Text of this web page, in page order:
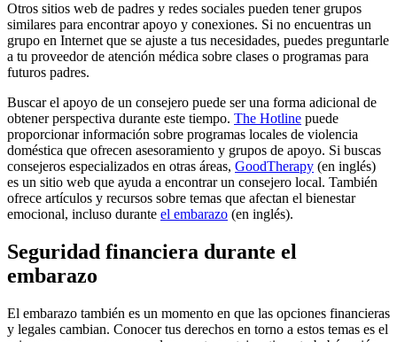
Otros sitios web de padres y redes sociales pueden tener grupos
similares para encontrar apoyo y conexiones. Si no encuentras un
grupo en Internet que se ajuste a tus necesidades, puedes preguntarle
a tu proveedor de atención médica sobre clases o programas para
futuros padres.
Buscar el apoyo de un consejero puede ser una forma adicional de
obtener perspectiva durante este tiempo. The Hotline puede
proporcionar información sobre programas locales de violencia
doméstica que ofrecen asesoramiento y grupos de apoyo. Si buscas
consejeros especializados en otras áreas, GoodTherapy (en inglés)
es un sitio web que ayuda a encontrar un consejero local. También
ofrece artículos y recursos sobre temas que afectan el bienestar
emocional, incluso durante el embarazo (en inglés).
Seguridad financiera durante el
embarazo
El embarazo también es un momento en que las opciones financieras
y legales cambian. Conocer tus derechos en torno a estos temas es el